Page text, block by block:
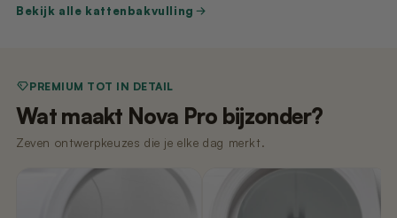
Bekijk alle kattenbakvulling
PREMIUM TOT IN DETAIL
Wat maakt Nova Pro bijzonder?
Zeven ontwerpkeuzes die je elke dag merkt.